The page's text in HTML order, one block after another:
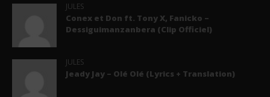
JULES
Conex et Don ft. Tony X, Fanicko –
Dessiguimanzanbera (Clip Officiel)
JULES
Jeady Jay – Olé Olé (Lyrics + Translation)